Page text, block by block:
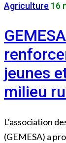
Agriculture 16
jeunes
milieu
L’association
(GEMESA) a